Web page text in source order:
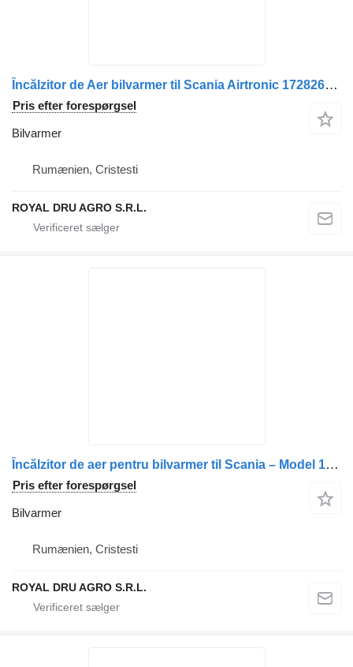
Încălzitor de Aer bilvarmer til Scania Airtronic 1728269 1895956 1851019 1724825 lastbil
Pris efter forespørgsel
Bilvarmer
Rumænien, Cristesti
ROYAL DRU AGRO S.R.L.
Încălzitor de aer pentru bilvarmer til Scania – Model 1406340/1396780 lastbil
Pris efter forespørgsel
Bilvarmer
Rumænien, Cristesti
ROYAL DRU AGRO S.R.L.